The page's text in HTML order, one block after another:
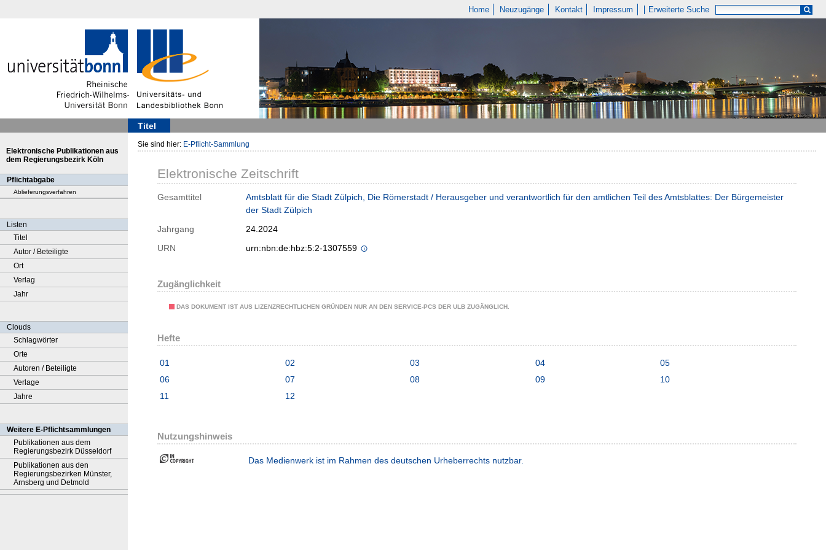
Home Neuzugänge Kontakt Impressum Erweiterte Suche
Titel
Elektronische Publikationen aus
dem Regierungsbezirk Köln
Pflichtabgabe
Ablieferungsverfahren
Listen
Titel
Autor / Beteiligte
Ort
Verlag
Jahr
Clouds
Schlagwörter
Orte
Autoren / Beteiligte
Verlage
Jahre
Weitere E-Pflichtsammlungen
Publikationen aus dem
Regierungsbezirk Düsseldorf
Publikationen aus den
Regierungsbezirken Münster,
Arnsberg und Detmold
Sie sind hier: E-Pflicht-Sammlung
Elektronische Zeitschrift
Gesamttitel
Amtsblatt für die Stadt Zülpich, Die Römerstadt / Herausgeber und verantwortlich für den amtlichen Teil des Amtsblattes: Der Bürgemeister
der Stadt Zülpich
Jahrgang
24.2024
URN
urn:nbn:de:hbz:5:2-1307559
Zugänglichkeit
DAS DOKUMENT IST AUS LIZENZRECHTLICHEN GRÜNDEN NUR AN DEN SERVICE-PCS DER ULB ZUGÄNGLICH.
Hefte
01 02 03 04
05
06
07 08 09
10
11
12
Nutzungshinweis
Das Medienwerk ist im Rahmen des deutschen Urheberrechts nutzbar.